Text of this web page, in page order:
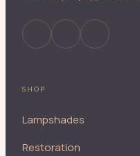
SHOP
Lampshades
Restoration